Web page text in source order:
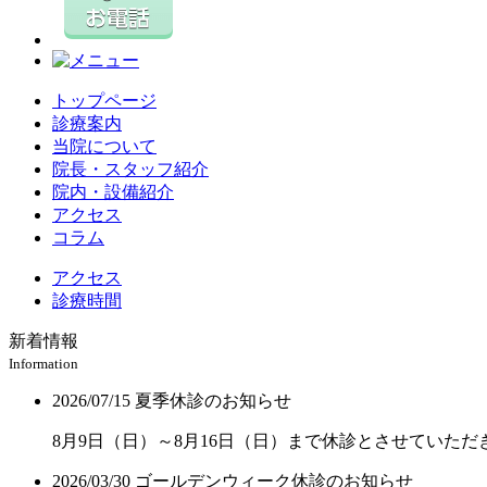
トップページ
診療案内
当院について
院長・スタッフ紹介
院内・設備紹介
アクセス
コラム
アクセス
診療時間
新着情報
Information
2026/07/15 夏季休診のお知らせ
8月9日（日）～8月16日（日）まで休診とさせていただ
2026/03/30 ゴールデンウィーク休診のお知らせ